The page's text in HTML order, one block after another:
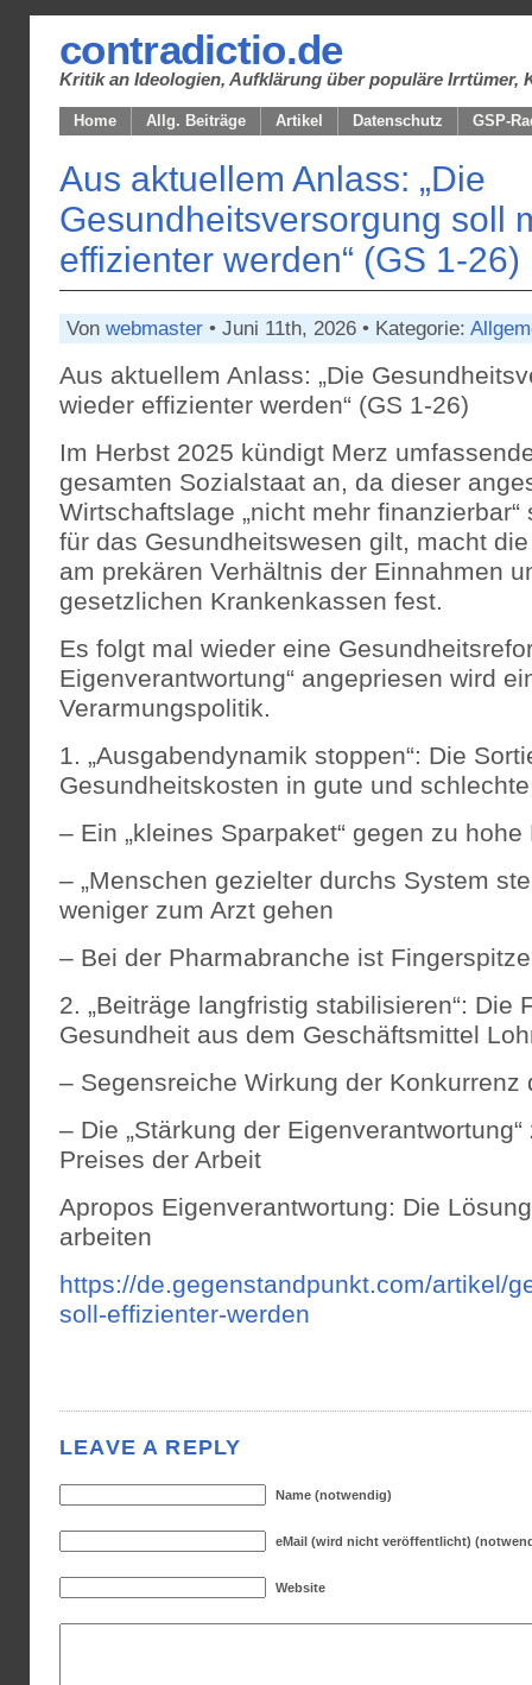
contradictio.de
Kritik an Ideologien, Aufklärung über populäre Irrtümer,
Home Allg. Beiträge Artikel Datenschutz GSP-
Aus aktuellem Anlass: „Die
Gesundheitsversorgung soll
effizienter werden“ (GS 1-26)
Von webmaster • Juni 11th, 2026 • Kategorie:
Aus aktuellem Anlass: „Die
wieder effizienter werden“ (GS 1-26)
Im Herbst 2025 kündigt Merz
gesamten Sozialstaat an, da dieser
Wirtschaftslage „nicht mehr
für das Gesundheitswesen gilt, macht
am prekären Verhältnis der Einnahmen
gesetzlichen Krankenkassen fest.
Es folgt mal wieder eine
Eigenverantwortung“ angepriesen wird
Verarmungspolitik.
1. „Ausgabendynamik stoppen“: Die
Gesundheitskosten in gute und
– Ein „kleines Sparpaket“ gegen zu
– „Menschen gezielter durchs System
weniger zum Arzt gehen
– Bei der Pharmabranche ist
2. „Beiträge langfristig stabilisieren“: Die
Gesundheit aus dem Geschäftsmittel
– Segensreiche Wirkung der Konkurrenz
– Die „Stärkung der
Preises der Arbeit
Apropos Eigenverantwortung: Die
arbeiten
https://de.gegenstandpunkt.com/artikel/
soll-effizienter-werden
LEAVE A REPLY
Name (notwendig)
eMail (wird nicht veröffentlicht)
Website